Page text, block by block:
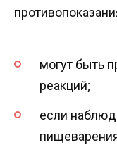
могут быть
реакций;
если